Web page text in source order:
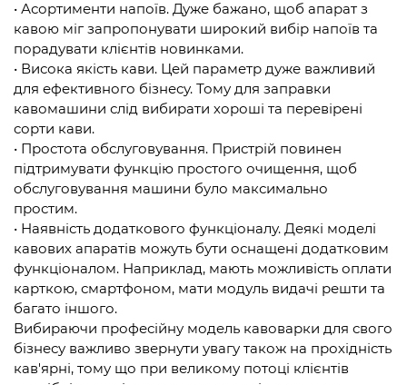
• Асортименти напоїв. Дуже бажано, щоб апарат з
кавою міг запропонувати широкий вибір напоїв та
порадувати клієнтів новинками.
• Висока якість кави. Цей параметр дуже важливий
для ефективного бізнесу. Тому для заправки
кавомашини слід вибирати хороші та перевірені
сорти кави.
• Простота обслуговування. Пристрій повинен
підтримувати функцію простого очищення, щоб
обслуговування машини було максимально
простим.
• Наявність додаткового функціоналу. Деякі моделі
кавових апаратів можуть бути оснащені додатковим
функціоналом. Наприклад, мають можливість оплати
карткою, смартфоном, мати модуль видачі решти та
багато іншого.
Вибираючи професійну модель кавоварки для свого
бізнесу важливо звернути увагу також на прохідність
кав'ярні, тому що при великому потоці клієнтів